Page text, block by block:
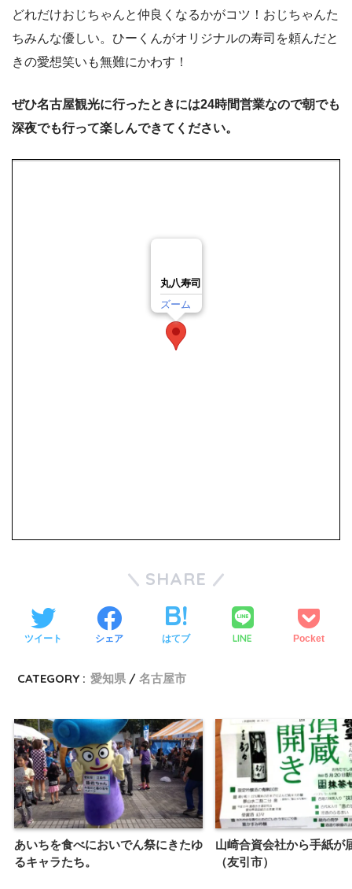
どれだけおじちゃんと仲良くなるかがコツ！おじちゃんた
ちみんな優しい。ひーくんがオリジナルの寿司を頼んだと
きの愛想笑いも無難にかわす！
ぜひ名古屋観光に行ったときには24時間営業なので朝でも
深夜でも行って楽しんできてください。
丸八寿司
ズーム
SHARE
ツイート シェア はてブ LINE Pocket
CATEGORY : 愛知県 名古屋市
あいちを食べにおいでん祭にきたゆ
るキャラたち。
山崎合資会社から手紙が
（友引市）